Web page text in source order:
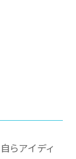
らアイディ